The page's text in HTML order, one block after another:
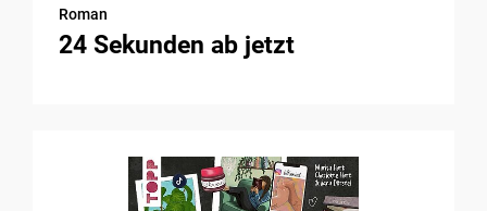
Roman
24 Sekunden ab jetzt